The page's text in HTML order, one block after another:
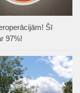
Šī
97%!